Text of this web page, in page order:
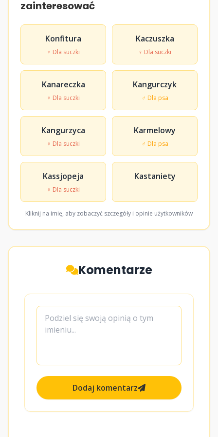
zainteresować
Konfitura
♀ Dla suczki
Kaczuszka
♀ Dla suczki
Kanareczka
♀ Dla suczki
Kangurczyk
♂ Dla psa
Kangurzyca
♀ Dla suczki
Karmelowy
♂ Dla psa
Kassjopeja
♀ Dla suczki
Kastaniety
Kliknij na imię, aby zobaczyć szczegóły i opinie użytkowników
Komentarze
Dodaj komentarz